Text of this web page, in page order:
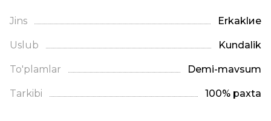
Jins Erkaklие
Uslub Kundalik
To'plamlar Demi-mavsum
Tarkibi 100% paxta